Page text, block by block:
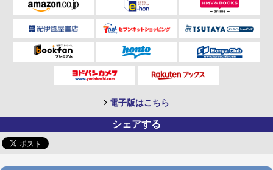
電子版はこちら
シェアする